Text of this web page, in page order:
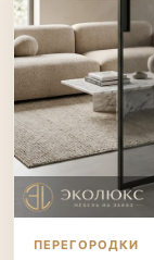
ПЕРЕГОРОДКИ